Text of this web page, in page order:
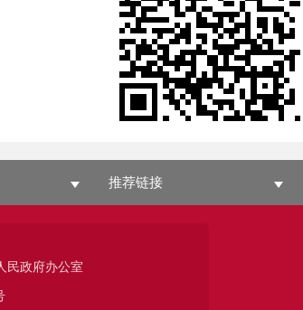
推荐链接
民政府办公室